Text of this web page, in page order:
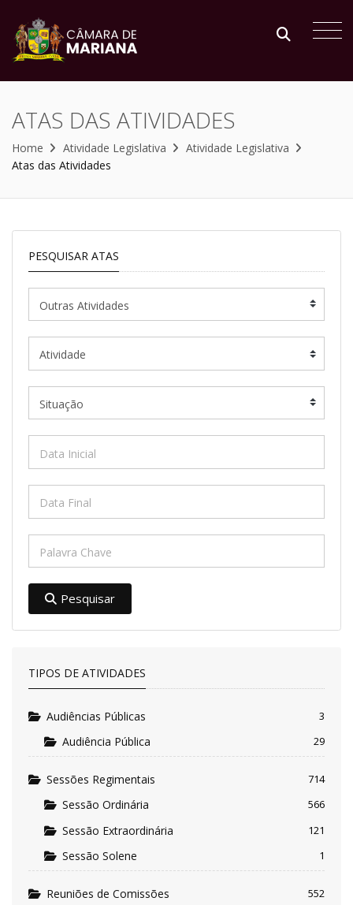
ATAS DAS ATIVIDADES
Home Atividade Legislativa
Atividade Legislativa
Atas das Atividades
PESQUISAR ATAS
Pesquisar
TIPOS DE ATIVIDADES
Audiências Públicas 3
Audiência Pública 29
Sessões Regimentais 714
Sessão Ordinária 566
Sessão Extraordinária 121
Sessão Solene 1
Reuniões de Comissões 552